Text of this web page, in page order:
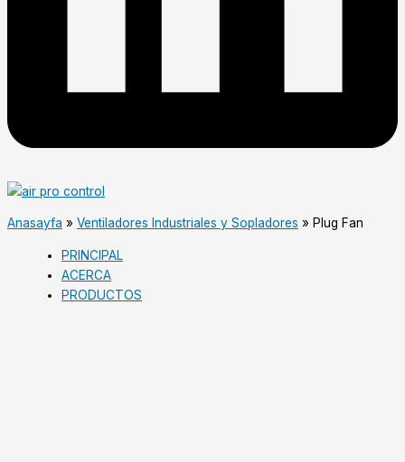
Anasayfa » Ventiladores Industriales y Sopladores » Plug Fan
PRINCIPAL
ACERCA
PRODUCTOS